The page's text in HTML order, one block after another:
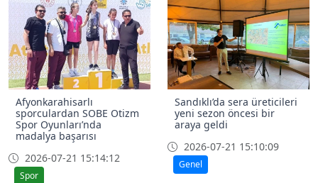
Afyonkarahisarlı
sporculardan SOBE Otizm
Spor Oyunları’nda
madalya başarısı
2026-07-21 15:14:12
Spor
Sandıklı’da sera üreticileri
yeni sezon öncesi bir
araya geldi
2026-07-21 15:10:09
Genel